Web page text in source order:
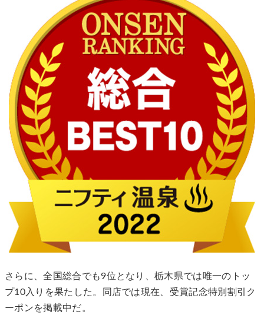
さらに、全国総合でも9位となり、栃木県では唯一のトッ
プ10入りを果たした。同店では現在、受賞記念特別割引ク
ーポンを掲載中だ。